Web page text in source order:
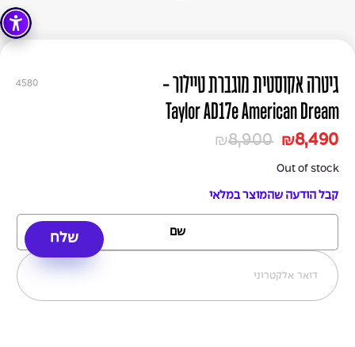
4580
גיטרה אקוסטית מוגברת טיילור -
Taylor AD17e American Dream
₪8,900 ₪8,490
Out of stock
קבל הודעה שהמוצר במלאי